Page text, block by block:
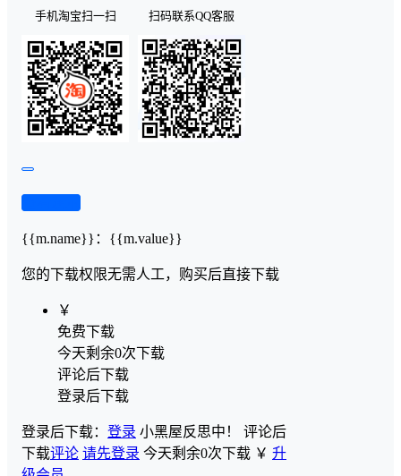
手机淘宝扫一扫 扫码联系QQ客服
{{m.name}} ： {{m.value}}
您的下载权限无需人工，购买后直接下载
￥
免费下载
今天剩余0次下载
评论后下载
登录后下载
登录后下载： 登录 小黑屋反思中！ 评论后
下载评论 请先登录 今天剩余0次下载 ￥ 升